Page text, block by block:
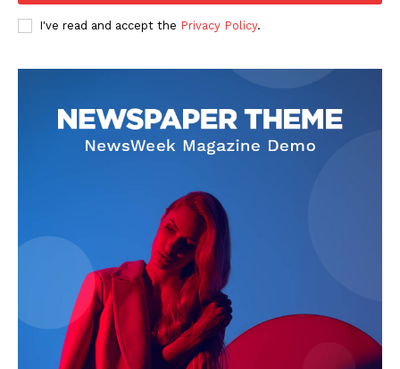
I've read and accept the Privacy Policy.